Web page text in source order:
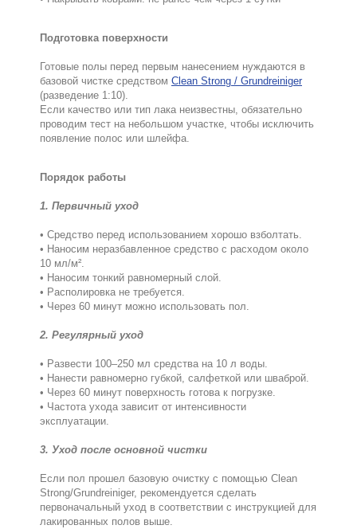
Подготовка поверхности
Готовые полы перед первым нанесением нуждаются в
базовой чистке средством Clean Strong / Grundreiniger
(разведение 1:10).
Если качество или тип лака неизвестны, обязательно
проводим тест на небольшом участке, чтобы исключить
появление полос или шлейфа.
Порядок работы
1. Первичный уход
• Средство перед использованием хорошо взболтать.
• Наносим неразбавленное средство с расходом около
10 мл/м².
• Наносим тонкий равномерный слой.
• Располировка не требуется.
• Через 60 минут можно использовать пол.
2. Регулярный уход
• Развести 100–250 мл средства на 10 л воды.
• Нанести равномерно губкой, салфеткой или шваброй.
• Через 60 минут поверхность готова к погрузке.
• Частота ухода зависит от интенсивности
эксплуатации.
3. Уход после основной чистки
Если пол прошел базовую очистку с помощью Clean
Strong/Grundreiniger, рекомендуется сделать
первоначальный уход в соответствии с инструкцией для
лакированных полов выше.